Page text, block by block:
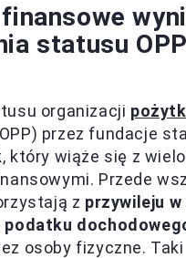
statusu
organizacji
przez fundacje
który wiąże się z
Przede
z przywileju
podatku
osoby fizyczne. Taki